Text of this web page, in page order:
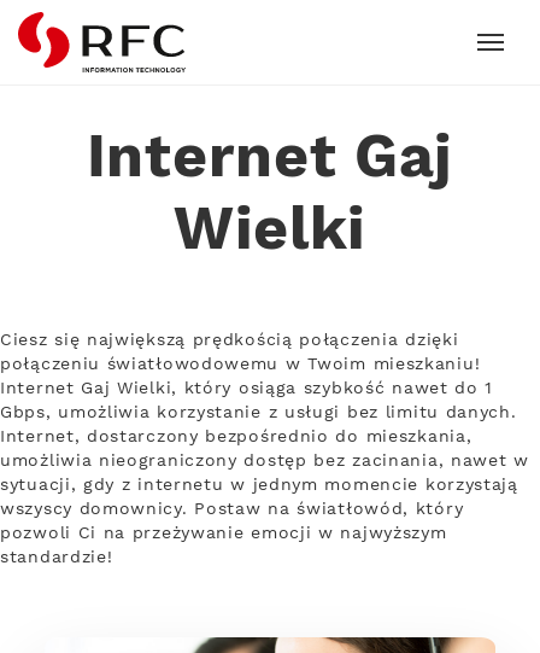
RFC
Internet Gaj
Wielki
Ciesz się największą prędkością połączenia dzięki
połączeniu światłowodowemu w Twoim mieszkaniu!
Internet Gaj Wielki, który osiąga szybkość nawet do 1
Gbps, umożliwia korzystanie z usługi bez limitu danych.
Internet, dostarczony bezpośrednio do mieszkania,
umożliwia nieograniczony dostęp bez zacinania, nawet w
sytuacji, gdy z internetu w jednym momencie korzystają
wszyscy domownicy. Postaw na światłowód, który
pozwoli Ci na przeżywanie emocji w najwyższym
standardzie!